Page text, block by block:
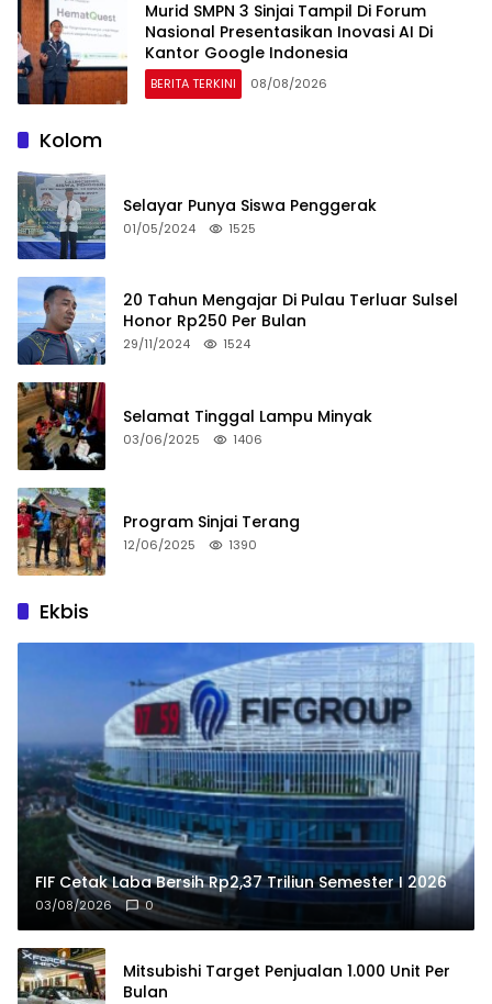
Murid SMPN 3 Sinjai Tampil Di Forum
Nasional Presentasikan Inovasi AI Di
Kantor Google Indonesia
BERITA TERKINI 08/08/2026
Kolom
Selayar Punya Siswa Penggerak
01/05/2024 1525
20 Tahun Mengajar Di Pulau Terluar Sulsel
Honor Rp250 Per Bulan
29/11/2024 1524
Selamat Tinggal Lampu Minyak
03/06/2025 1406
Program Sinjai Terang
12/06/2025 1390
Ekbis
FIF Cetak Laba Bersih Rp2,37 Triliun Semester I 2026
03/08/2026 0
Mitsubishi Target Penjualan 1.000 Unit Per
Bulan